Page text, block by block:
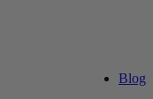
Blog